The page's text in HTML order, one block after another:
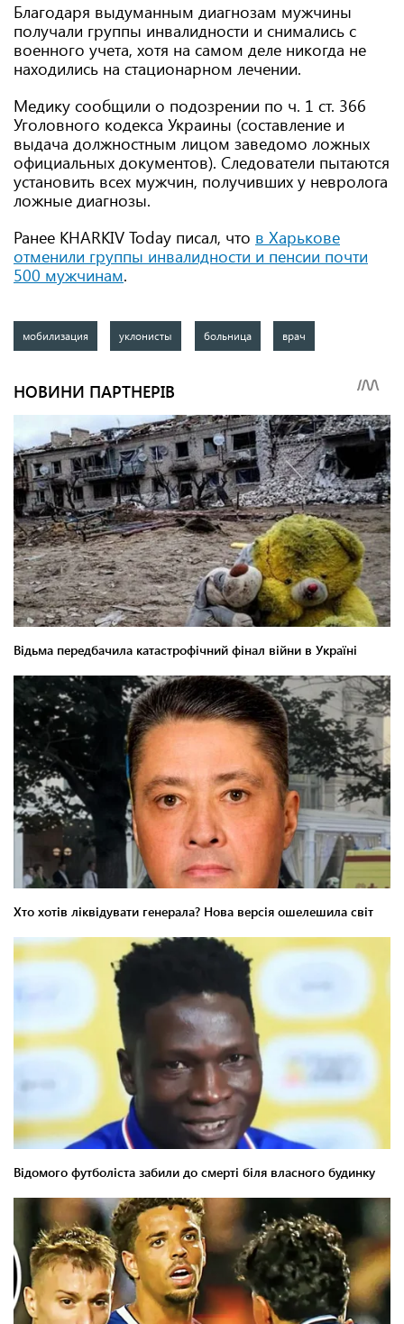
Благодаря выдуманным диагнозам мужчины
получали группы инвалидности и снимались с
военного учета, хотя на самом деле никогда не
находились на стационарном лечении.
Медику сообщили о подозрении по ч. 1 ст. 366
Уголовного кодекса Украины (составление и
выдача должностным лицом заведомо ложных
официальных документов). Следователи пытаются
установить всех мужчин, получивших у невролога
ложные диагнозы.
Ранее KHARKIV Today писал, что в Харькове
отменили группы инвалидности и пенсии почти
500 мужчинам.
мобилизация уклонисты больница врач